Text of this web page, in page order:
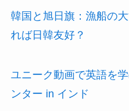
韓国と旭日旗：漁船の
れば日韓友好？
ユニーク動画で英語を
ンター in インド